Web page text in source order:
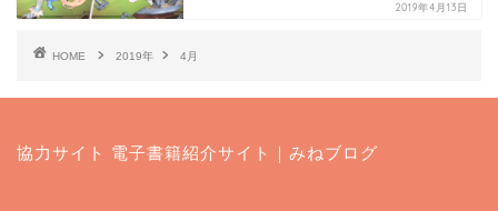
2019年4月13日
HOME 2019年 4月
協力サイト 電子書籍紹介サイト｜みねブログ